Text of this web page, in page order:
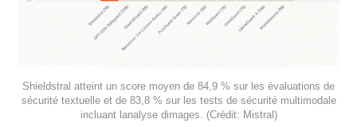
Shieldstral atteint un score moyen de 84,9 % sur les évaluations de
sécurité textuelle et de 83,8 % sur les tests de sécurité multimodale
incluant lanalyse dimages. (Crédit: Mistral)